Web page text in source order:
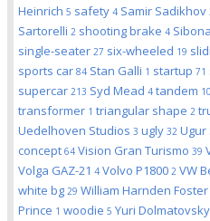
Heinrich 5 safety 4 Samir Sadikhov
Sartorelli 2 shooting brake 4
single-seater 27 six-wheeled 19
sports car 84 Stan Galli 1 startup 71
supercar 213 Syd Mead 4 tandem 10
transformer 1 triangular shape 2
Uedelhoven Studios 3 ugly 32 Ugur
concept 64 Vision Gran Turismo 39
Volga GAZ-21 4 Volvo P1800 2 VW
white bg 29 William Harnden Foster
Prince 1 woodie 5 Yuri Dolmatovsky